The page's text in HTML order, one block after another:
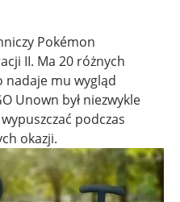
Pokémon
II. Ma 20 różnych
nadaje mu wygląd
Unown był niezwykle
podczas
okazji.